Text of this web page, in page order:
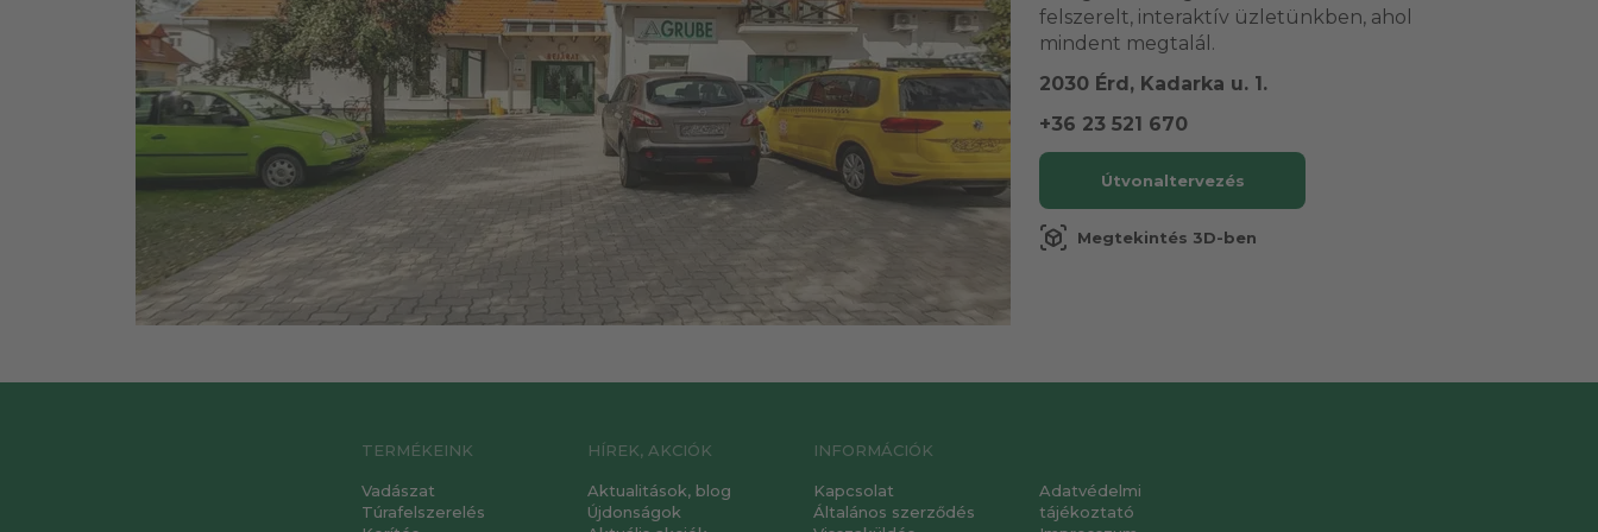
felszerelt, interaktív üzletünkben, ahol
mindent megtalál.
2030 Érd, Kadarka u. 1.
+36 23 521 670
Útvonaltervezés
view_in_ar Megtekintés 3D-ben
TERMÉKEINK
Vadászat
Túrafelszerelés
HÍREK, AKCIÓK
Aktualitások, blog
Újdonságok
INFORMÁCIÓK
Kapcsolat
Általános szerződés
Adatvédelmi
tájékoztató